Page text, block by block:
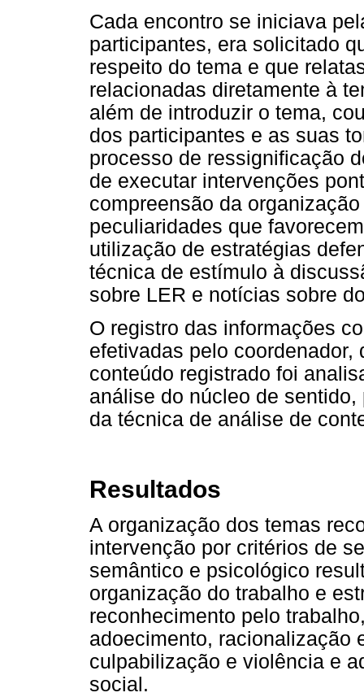
Cada encontro se iniciava
participantes, era solicitado
respeito do tema e que
relacionadas diretamente à
além de introduzir o tema,
dos participantes e as suas
processo de ressignificação
de executar intervenções
compreensão da
peculiaridades que
utilização de estratégias
técnica de estímulo à
sobre LER e notícias sobre
O registro das informações
efetivadas pelo
conteúdo registrado foi
análise do núcleo de
da técnica de análise de
Resultados
A organização dos temas
intervenção por critérios de
semântico e psicológico
organização do trabalho e
reconhecimento pelo
adoecimento, racionalização
culpabilização e violência e
social.